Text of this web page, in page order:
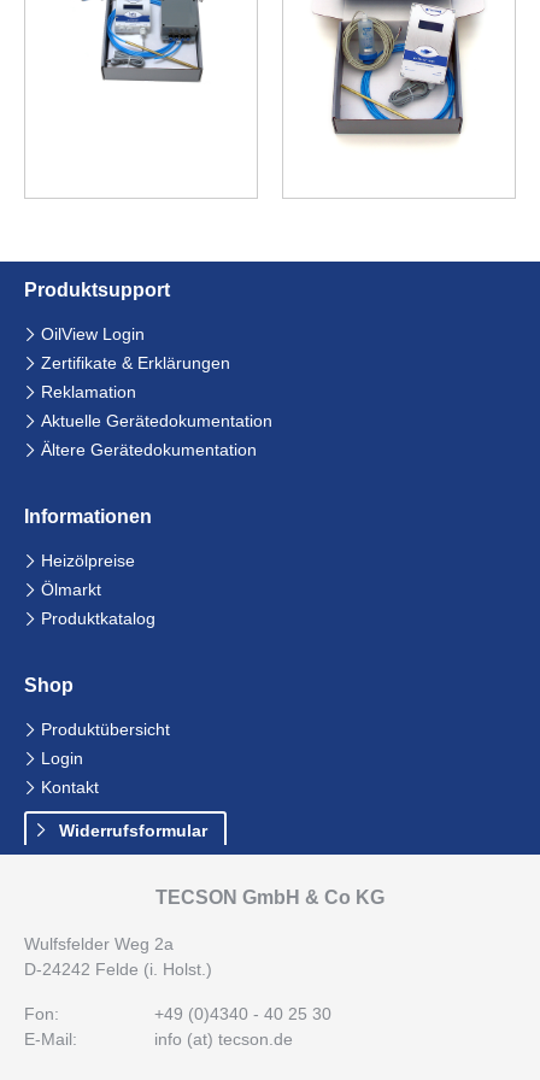
Hier finden Sie unser
und
Datenschutzerklärung
Produkt­support
Navigation
überspringen
OilView Login
Zertifikate & Erklärungen
Reklamation
Aktuelle Gerätedokumentation
Ältere Gerätedokumentation
Informationen
Navigation
überspringen
Heizölpreise
Ölmarkt
Produktkatalog
Shop
Navigation
überspringen
Produktübersicht
Login
Kontakt
Widerrufsformular
TECSON GmbH & Co KG
Wulfsfelder Weg 2a
D-24242 Felde (i. Holst.)
Fon:
+49 (0)4340 - 40 25 30
E-Mail:
info (at) tecson.de